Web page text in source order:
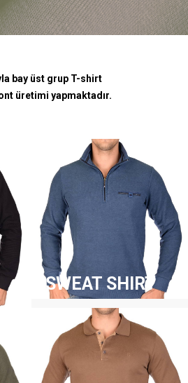
bay üst grup T-shirt
üretimi yapmaktadır.
SWEAT SHIRT